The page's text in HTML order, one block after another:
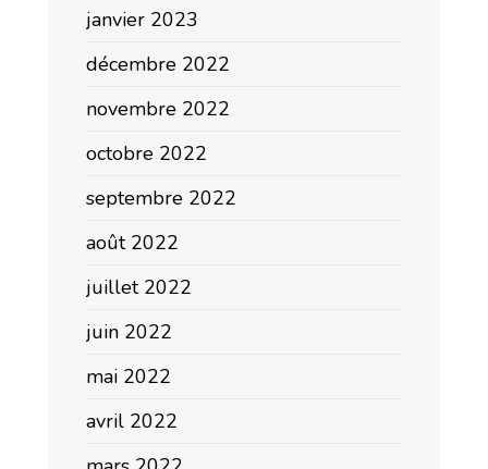
janvier 2023
décembre 2022
novembre 2022
octobre 2022
septembre 2022
août 2022
juillet 2022
juin 2022
mai 2022
avril 2022